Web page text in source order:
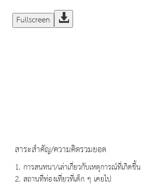
Fullscreen
สาระสำคัญ/ความคิดรวมยอด
1. การสนทนา/เล่าเกี่ยวกับเหตุการณ์ที่เกิดขึ้น
2. สถานที่ท่องเที่ยวที่เด็ก ๆ เคยไป